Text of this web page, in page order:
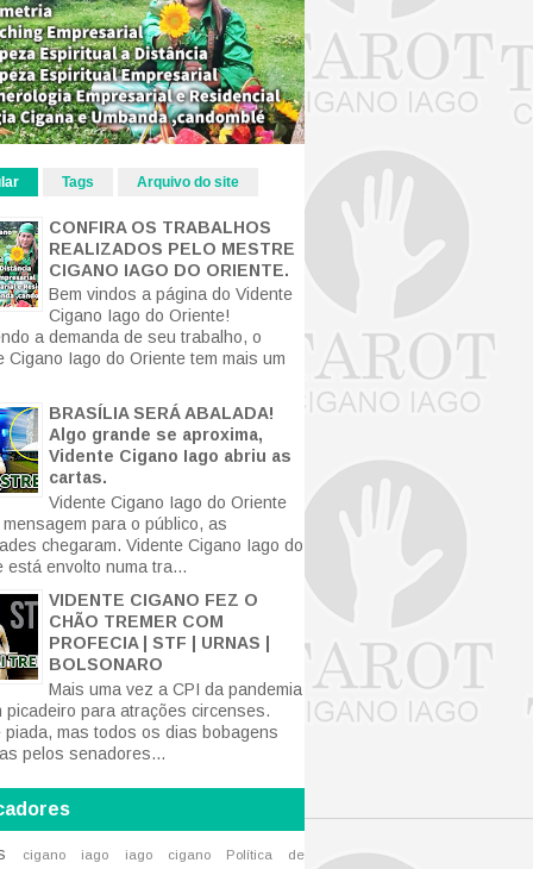
Tags Arquivo do site
CONFIRA OS TRABALHOS
REALIZADOS PELO MESTRE
CIGANO IAGO DO ORIENTE.
Bem vindos a página do Vidente
Cigano Iago do Oriente!
a demanda de seu trabalho, o
Cigano Iago do Oriente tem mais um
BRASÍLIA SERÁ ABALADA!
Algo grande se aproxima,
Vidente Cigano Iago abriu as
cartas.
Vidente Cigano Iago do Oriente
mensagem para o público, as
chegaram. Vidente Cigano Iago do
está envolto numa tra...
VIDENTE CIGANO FEZ O
CHÃO TREMER COM
PROFECIA | STF | URNAS |
BOLSONARO
Mais uma vez a CPI da pandemia
picadeiro para atrações circenses.
piada, mas todos os dias bobagens
pelos senadores...
cigano iago iago cigano
Política de